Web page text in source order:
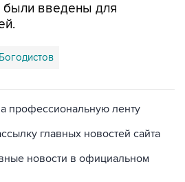
введены для
профессиональную ленту
главных новостей сайта
новости в официальном